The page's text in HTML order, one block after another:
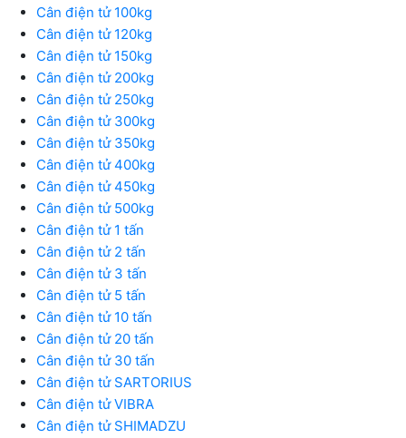
Cân điện tử 100kg
Cân điện tử 120kg
Cân điện tử 150kg
Cân điện tử 200kg
Cân điện tử 250kg
Cân điện tử 300kg
Cân điện tử 350kg
Cân điện tử 400kg
Cân điện tử 450kg
Cân điện tử 500kg
Cân điện tử 1 tấn
Cân điện tử 2 tấn
Cân điện tử 3 tấn
Cân điện tử 5 tấn
Cân điện tử 10 tấn
Cân điện tử 20 tấn
Cân điện tử 30 tấn
Cân điện tử SARTORIUS
Cân điện tử VIBRA
Cân điện tử SHIMADZU